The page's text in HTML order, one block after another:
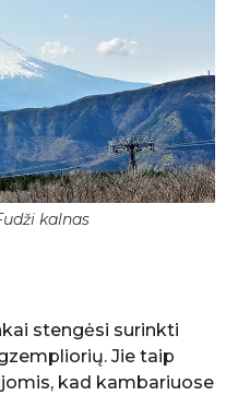
kalnas
stengėsi surinkti
Jie taip
kad kambariuose